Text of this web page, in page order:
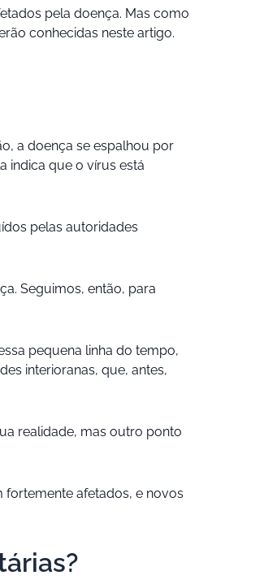
pela doença. Mas como
conhecidas neste artigo.
a doença se espalhou por
indica que o vírus está
pelas autoridades
Seguimos, então, para
pequena linha do tempo,
interioranas, que, antes,
realidade, mas outro ponto
fortemente afetados, e novos